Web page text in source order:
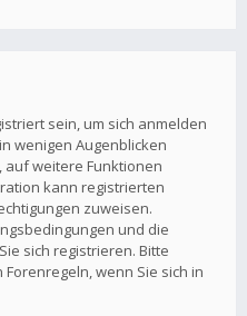
sein, um sich anmelden
wenigen Augenblicken
auf weitere Funktionen
kann registrierten
zuweisen.
und die
sich registrieren. Bitte
wenn Sie sich in